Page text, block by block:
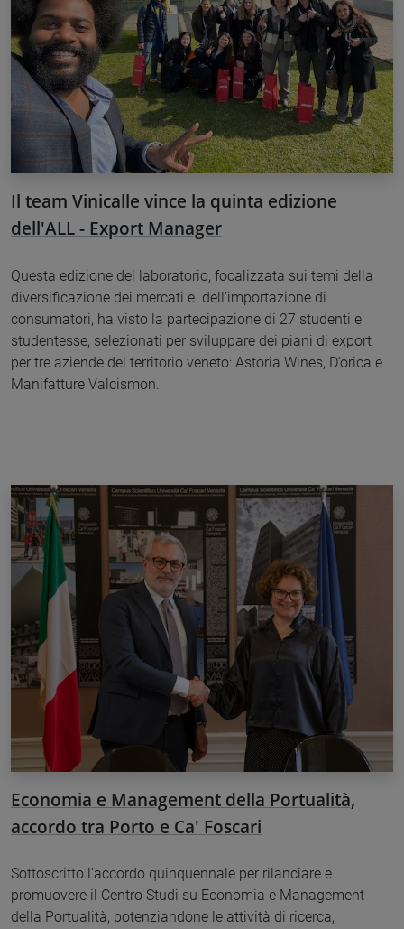
Il team Vinicalle vince la quinta edizione
dell'ALL - Export Manager
Questa edizione del laboratorio, focalizzata sui temi della
diversificazione dei mercati e dell’importazione di
consumatori, ha visto la partecipazione di 27 studenti e
studentesse, selezionati per sviluppare dei piani di export
per tre aziende del territorio veneto: Astoria Wines, D’orica e
Manifatture Valcismon.
Economia e Management della Portualità,
accordo tra Porto e Ca' Foscari
Sottoscritto l'accordo quinquennale per rilanciare e
promuovere il Centro Studi su Economia e Management
della Portualità, potenziandone le attività di ricerca,